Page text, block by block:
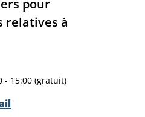
pour
relatives à
- 15:00 (gratuit)